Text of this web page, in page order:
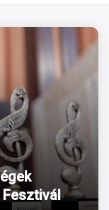
Fesztivál